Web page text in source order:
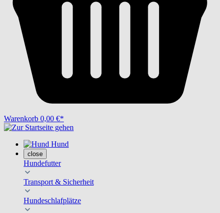
Warenkorb 0,00 €*
Hund
close
Hundefutter
Transport & Sicherheit
Hundeschlafplätze